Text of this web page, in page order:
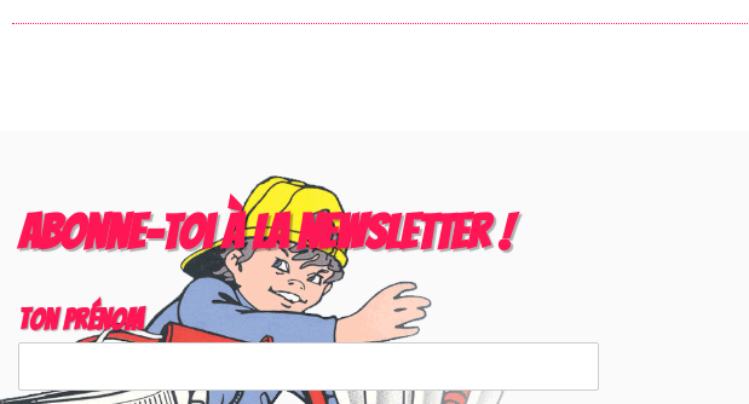
Abonne-toi à la newsletter !
Ton prénom